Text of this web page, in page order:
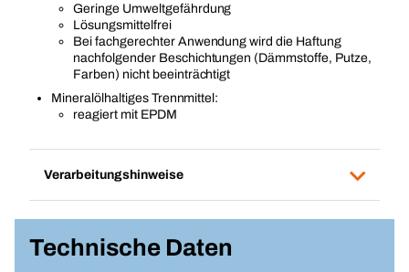
Geringe Umweltgefährdung
Lösungsmittelfrei
Bei fachgerechter Anwendung wird die Haftung
nachfolgender Beschichtungen (Dämmstoffe, Putze,
Farben) nicht beeinträchtigt
Mineralölhaltiges Trennmittel:
reagiert mit EPDM
Verarbeitungshinweise
Technische Daten